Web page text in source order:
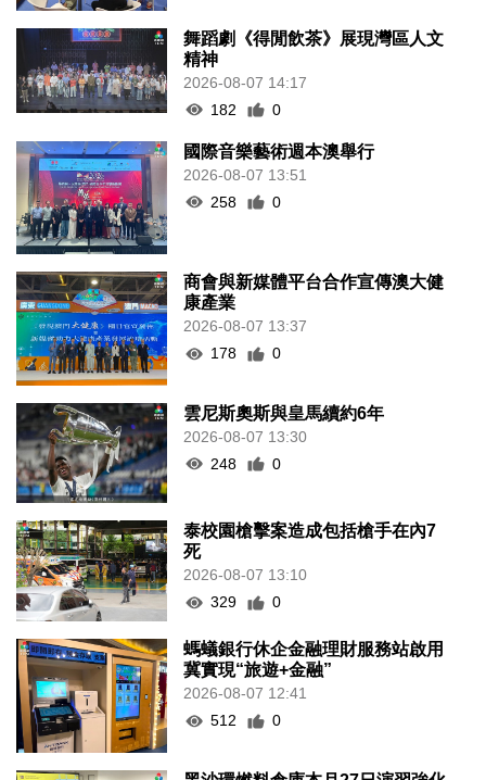
舞蹈劇《得閒飲茶》展現灣區人文
精神
2026-08-07 14:17
182
0
國際音樂藝術週本澳舉行
2026-08-07 13:51
258
0
商會與新媒體平台合作宣傳澳大健
康產業
2026-08-07 13:37
178
0
雲尼斯奧斯與皇馬續約6年
2026-08-07 13:30
248
0
泰校園槍擊案造成包括槍手在內7
死
2026-08-07 13:10
329
0
螞蟻銀行休企金融理財服務站啟用
冀實現“旅遊+金融”
2026-08-07 12:41
512
0